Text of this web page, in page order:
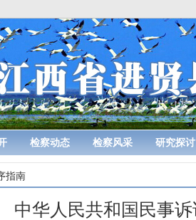
检察动态 检察风采 研究探讨
指南
中华人民共和国民事